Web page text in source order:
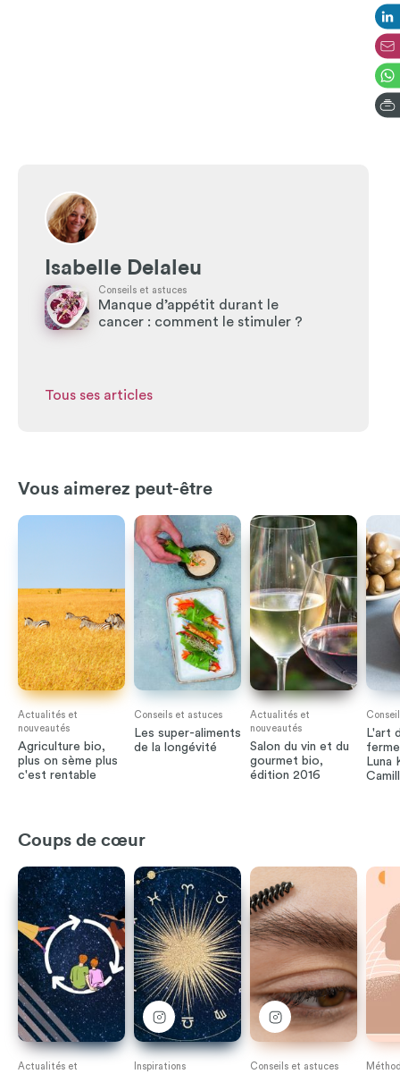
Isabelle Delaleu
Conseils et astuces
Manque d’appétit durant le
cancer : comment le stimuler ?
Tous ses articles
Vous aimerez peut-être
Actualités et
nouveautés
Agriculture bio,
plus on sème plus
c'est rentable
Conseils et astuces
Les super-aliments
de la longévité
Actualités et
nouveautés
Salon du vin et du
gourmet bio,
édition 2016
L'art
Luna
Coups de cœur
Actualités et
Inspirations Conseils et astuces